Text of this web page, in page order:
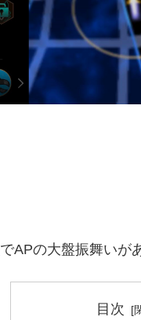
でAPの大盤振舞いが
目次